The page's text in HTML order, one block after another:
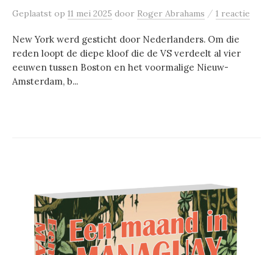
Geplaatst op 11 mei 2025 door Roger Abrahams / 1 reactie
New York werd gesticht door Nederlanders. Om die
reden loopt de diepe kloof die de VS verdeelt al vier
eeuwen tussen Boston en het voormalige Nieuw-
Amsterdam, b...